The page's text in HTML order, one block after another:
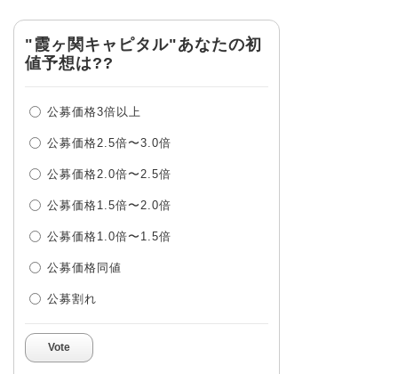
"霞ヶ関キャピタル"あなたの初
値予想は??
公募価格3倍以上
公募価格2.5倍〜3.0倍
公募価格2.0倍〜2.5倍
公募価格1.5倍〜2.0倍
公募価格1.0倍〜1.5倍
公募価格同値
公募割れ
Vote